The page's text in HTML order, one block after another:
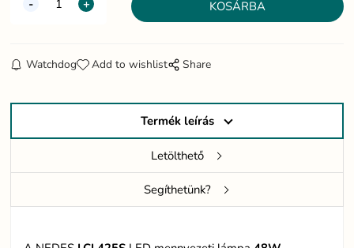
Watchdog Add to wishlist Share
Termék leírás
Letölthető
Segíthetünk?